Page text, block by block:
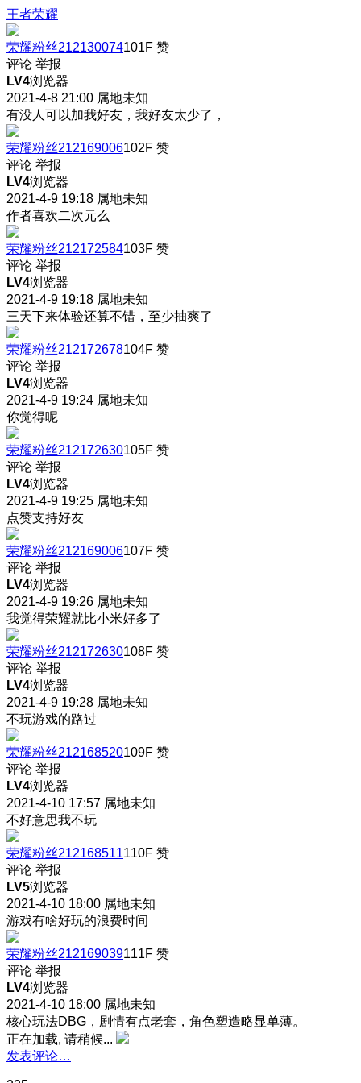
王者荣耀
荣耀粉丝212130074101F 赞
评论 举报
LV4浏览器
2021-4-8 21:00 属地未知
有没人可以加我好友，我好友太少了，
荣耀粉丝212169006102F 赞
评论 举报
LV4浏览器
2021-4-9 19:18 属地未知
作者喜欢二次元么
荣耀粉丝212172584103F 赞
评论 举报
LV4浏览器
2021-4-9 19:18 属地未知
三天下来体验还算不错，至少抽爽了
荣耀粉丝212172678104F 赞
评论 举报
LV4浏览器
2021-4-9 19:24 属地未知
你觉得呢
荣耀粉丝212172630105F 赞
评论 举报
LV4浏览器
2021-4-9 19:25 属地未知
点赞支持好友
荣耀粉丝212169006107F 赞
评论 举报
LV4浏览器
2021-4-9 19:26 属地未知
我觉得荣耀就比小米好多了
荣耀粉丝212172630108F 赞
评论 举报
LV4浏览器
2021-4-9 19:28 属地未知
不玩游戏的路过
荣耀粉丝212168520109F 赞
评论 举报
LV4浏览器
2021-4-10 17:57 属地未知
不好意思我不玩
荣耀粉丝212168511110F 赞
评论 举报
LV5浏览器
2021-4-10 18:00 属地未知
游戏有啥好玩的浪费时间
荣耀粉丝212169039111F 赞
评论 举报
LV4浏览器
2021-4-10 18:00 属地未知
核心玩法DBG，剧情有点老套，角色塑造略显单薄。
正在加载, 请稍候...
发表评论…